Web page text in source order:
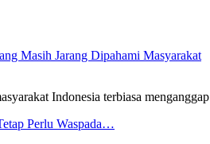
Masih Jarang Dipahami Masyarakat
Indonesia terbiasa
Perlu Waspada…